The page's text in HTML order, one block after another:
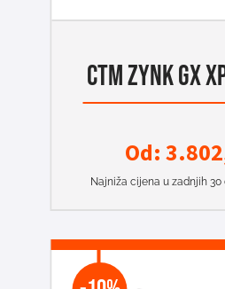
CTM ZYNK GX
Od:
Najniža cijena u zadnjih 30